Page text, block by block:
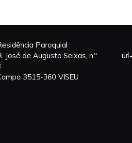
Paroquial
José de Augusto Seixas, n.º
3515-360 VISEU